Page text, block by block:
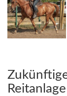
Reitanlage